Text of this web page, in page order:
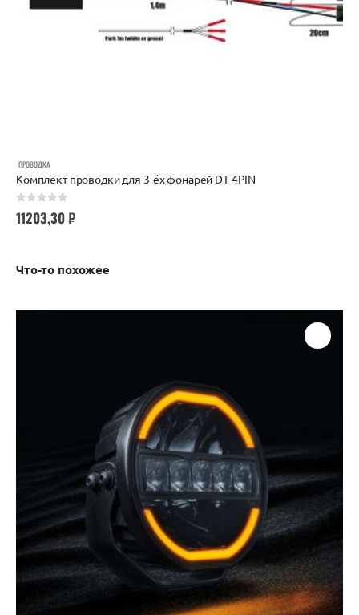
ПРОВОДКА
Комплект проводки для 3-ёх фонарей DT-4PIN
11203,30₽
Что-то похожее